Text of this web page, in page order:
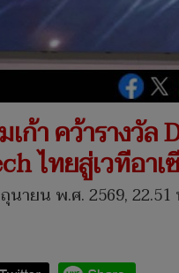
เก้า คว้ารางวั
ไทยสู่เวทีอาเ
นายน พ.ศ. 2569, 22.51